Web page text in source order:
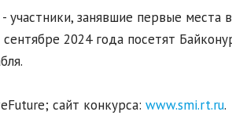
участники, занявшие первые места
2024 года посетят
сайт конкурса: www.smi.rt.ru.